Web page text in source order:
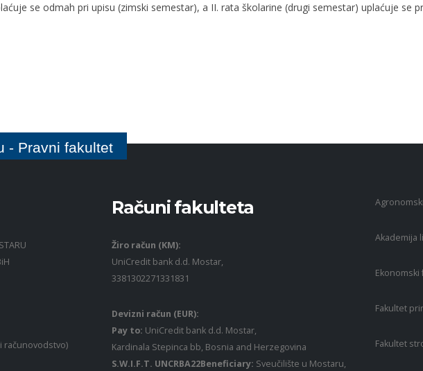
se odmah pri upisu (zimski semestar), a II. rata školarine (drugi semestar) uplaćuje se
- Pravni fakultet
računovodstvo)
Računi fakulteta
Žiro račun (KM):
UniCredit bank d.d. Mostar,
3381302271331831
Devizni račun (EUR):
Pay to: UniCredit bank d.d. Mostar,
Kardinala Stepinca bb, Bosnia and Herzegovina
S.W.I.F.T. UNCRBA22Beneficiary: Sveučilište u Mostaru,
Akademija
Ekonomski
Fakultet
Fakultet